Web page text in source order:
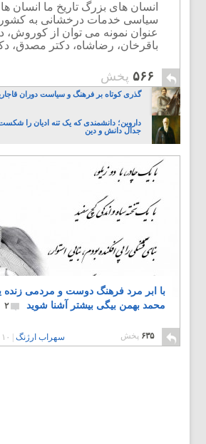
انسان های بزرگ تاریخ ما انسان
سیاسی خدمات درخشانی به
عنوان نمونه می توان از
باقرخان، رضاشاه، دکتر مصدق،
۵۶۶ پخش
گذری کوتاه بر فرهنگ و سیاست دوران
داروین؛ دانشمندی که یک تنه ادیان را
جدال دانش و دین
با ابر مرد فرهنگ دوست و مردمی زنده
محمد بهمن بیگی بیشتر آشنا شوید
۲
۶۳۵ پخش سهراب ارژنگ ۱۰ سال پیش